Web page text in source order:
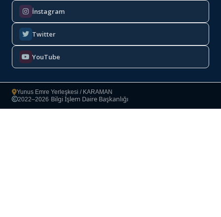
İnstagram
Twitter
YouTube
Yunus Emre Yerleşkesi / KARAMAN
Copyright
2022–2026·Bilgi İşlem Daire Başkanlığı